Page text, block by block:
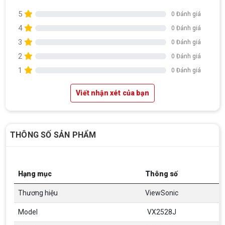
5 0 Đánh giá
4 0 Đánh giá
3 0 Đánh giá
2 0 Đánh giá
1 0 Đánh giá
Viết nhận xét của bạn
THÔNG SỐ SẢN PHẨM
Hạng mục Thông số
Thương hiệu ViewSonic
Model VX2528J
Top 18 tựa game PC huyền thoại gắn liền với tuổi
thơ của game thủ Việt vào những năm 2000
Hãng ASRock Công Bố 2 dòng Card Đồ
Họa AMD Radeon™ RX 6600 XT